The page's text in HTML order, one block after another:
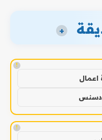
+
!
اعمال
ادسنس
!